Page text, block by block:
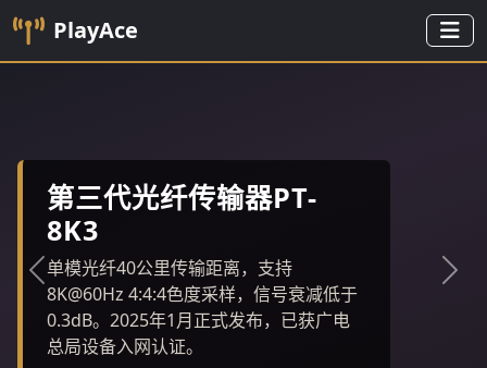
PlayAce
第三代光纤传输器PT-
8K3
单模光纤40公里传输距离，支持
8K@60Hz 4:4:4色度采样，信号衰减低于
0.3dB。2025年1月正式发布，已获广电
总局设备入网认证。
上一张 下